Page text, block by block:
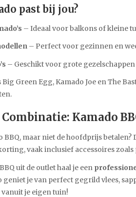
past bij jou?
– Ideaal voor balkons of kleine
– Perfect voor gezinnen en
– Geschikt voor grote
Green Egg, Kamado Joe en The
Kamado
BBQ, maar niet de hoofdprijs betalen?
vaak inclusief accessoires
uit de outlet haal je een
geniet je van perfect gegrild vlees,
vanuit je eigen tuin!